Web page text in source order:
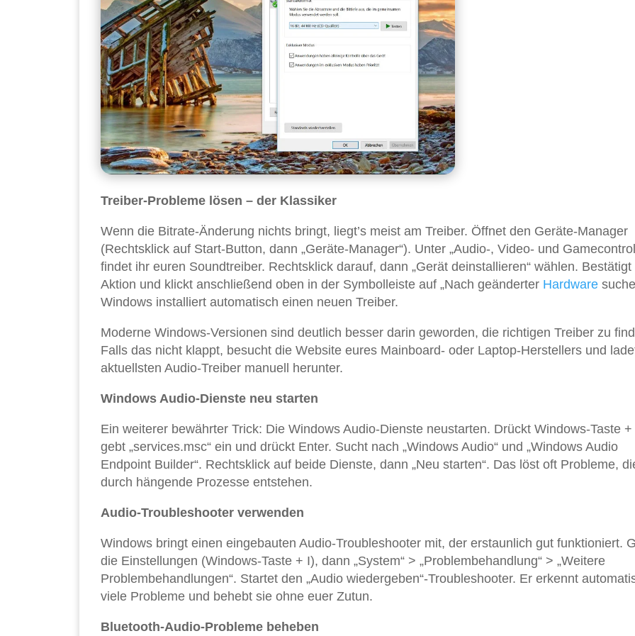
Treiber-Probleme lösen – der Klassiker
Wenn die Bitrate-Änderung nichts bringt, liegt’s meist am Treiber. Öffnet den Geräte-Manager
(Rechtsklick auf Start-Button, dann „Geräte-Manager“). Unter „Audio-, Video- und
findet ihr euren Soundtreiber. Rechtsklick darauf, dann „Gerät deinstallieren“ wählen. Bestätigt
Aktion und klickt anschließend oben in der Symbolleiste auf „Nach geänderter Hardware
Windows installiert automatisch einen neuen Treiber.
Moderne Windows-Versionen sind deutlich besser darin geworden, die richtigen Treiber zu
Falls das nicht klappt, besucht die Website eures Mainboard- oder Laptop-Herstellers und
aktuellsten Audio-Treiber manuell herunter.
Windows Audio-Dienste neu starten
Ein weiterer bewährter Trick: Die Windows Audio-Dienste neustarten. Drückt Windows-Taste +
gebt „services.msc“ ein und drückt Enter. Sucht nach „Windows Audio“ und „Windows Audio
Endpoint Builder“. Rechtsklick auf beide Dienste, dann „Neu starten“. Das löst oft Probleme,
durch hängende Prozesse entstehen.
Audio-Troubleshooter verwenden
Windows bringt einen eingebauten Audio-Troubleshooter mit, der erstaunlich gut funktioniert.
die Einstellungen (Windows-Taste + I), dann „System“ > „Problembehandlung“ > „Weitere
Problembehandlungen“. Startet den „Audio wiedergeben“-Troubleshooter. Er erkennt
viele Probleme und behebt sie ohne euer Zutun.
Bluetooth-Audio-Probleme beheben